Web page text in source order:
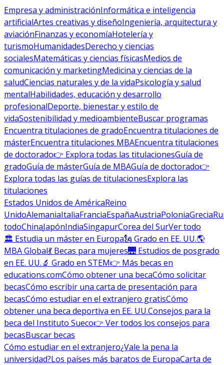
Empresa y administraciónInformática e inteligencia
artificialArtes creativas y diseñoIngeniería, arquitectura y
aviaciónFinanzas y economíaHotelería y
turismoHumanidadesDerecho y ciencias
socialesMatemáticas y ciencias físicasMedios de
comunicación y marketingMedicina y ciencias de la
saludCiencias naturales y de la vidaPsicología y salud
mentalHabilidades, educación y desarrollo
profesionalDeporte, bienestar y estilo de
vidaSostenibilidad y medioambienteBuscar programas
Encuentra titulaciones de gradoEncuentra titulaciones de
másterEncuentra titulaciones MBAEncuentra titulaciones
de doctorado👉 Explora todas las titulacionesGuía de
gradoGuía de másterGuía de MBAGuía de doctorado👉
Explora todas las guías de titulacionesExplora las
titulaciones
Estados Unidos de AméricaReino
UnidoAlemaniaItaliaFranciaEspañaAustriaPoloniaGrecia
todoChinaJapónIndiaSingapurCorea del SurVer todo
🏛 Estudia un máster en Europa🗽 Grado en EE. UU.🌎
MBA Global💃 Becas para mujeres🌉 Estudios de posgrado
en EE. UU.🔬 Grado en STEM👉 Más becas en
educations.comCómo obtener una becaCómo solicitar
becasCómo escribir una carta de presentación para
becasCómo estudiar en el extranjero gratisCómo
obtener una beca deportiva en EE. UU.Consejos para la
beca del Instituto Sueco👉 Ver todos los consejos para
becasBuscar becas
Cómo estudiar en el extranjero¿Vale la pena la
universidad?Los países más baratos de EuropaCarta de